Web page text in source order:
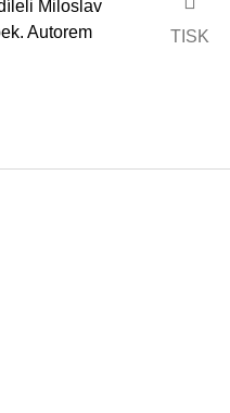
Miloslav
Autorem
TISK